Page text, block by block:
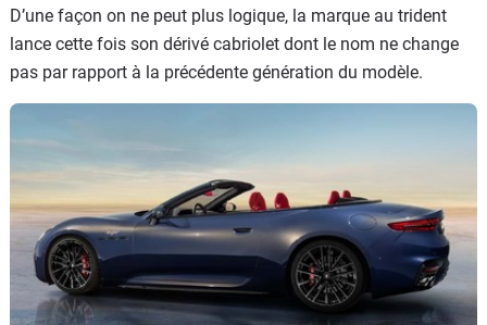
D’une façon on ne peut plus logique, la marque au trident
lance cette fois son dérivé cabriolet dont le nom ne change
pas par rapport à la précédente génération du modèle.